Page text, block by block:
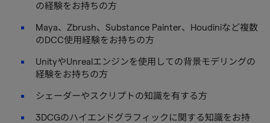
の経験をお持ちの方
Maya、Zbrush、Substance Painter、Houdiniなど複数
のDCC使用経験をお持ちの方
UnityやUnrealエンジンを使用しての背景モデリングの
経験をお持ちの方
シェーダーやスクリプトの知識を有する方
3DCGのハイエンドグラフィックに関する知識をお持